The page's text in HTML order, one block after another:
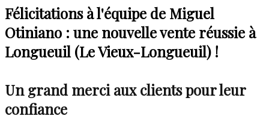
Félicitations à l'équipe de Miguel
Otiniano : une nouvelle vente réussie à
Longueuil (Le Vieux-Longueuil) !
Un grand merci aux clients pour leur
confiance